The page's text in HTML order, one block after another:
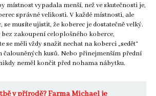
místnost vypadala menší, než ve skutečnosti je,
správné velikosti. V každé místnosti, ale
se musíte ujistit, že koberec je dostatečně velký.
zakoupení celoplošného koberce,
se měli vždy snažit nechat na koberci „sedět“
čalouněných kusů. Nebo přinejmenším přední
neměl končit před nohama nábytku.
v přírodě? Farma Michael je